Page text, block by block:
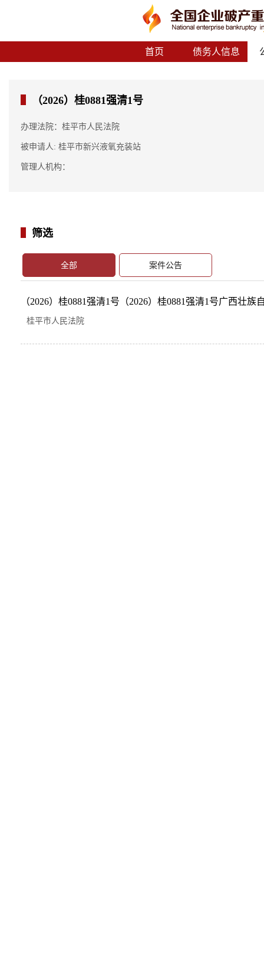
首页 债务人信息
（2026）桂0881强清1号
办理法院：桂平市人民法院
被申请人: 桂平市新兴液氧充装站
管理人机构：
筛选
全部 案件公告
（2026）桂0881强清1号（2026）桂0881强清1号广西壮族
桂平市人民法院